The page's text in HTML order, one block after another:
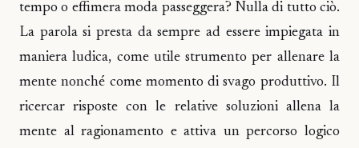
tempo o effimera moda passeggera? Nulla di tutto ciò.
La parola si presta da sempre ad essere impiegata in
maniera ludica, come utile strumento per allenare la
mente nonché come momento di svago produttivo. Il
ricercar risposte con le relative soluzioni allena la
mente al ragionamento e attiva un percorso logico